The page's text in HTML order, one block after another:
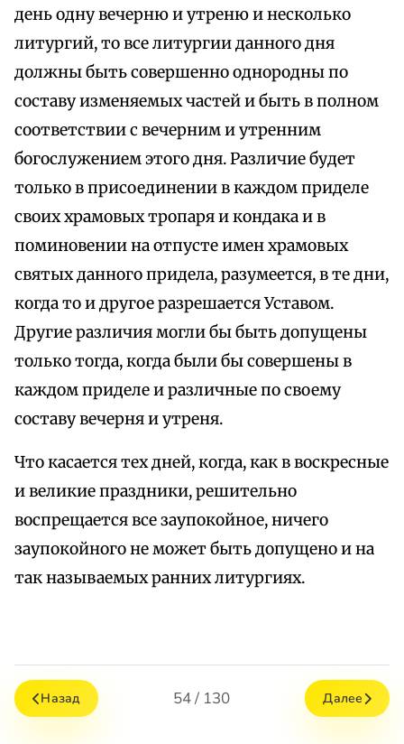
день одну вечерню и утреню и несколько
литургий, то все литургии данного дня
должны быть совершенно однородны по
составу изменяемых частей и быть в полном
соответствии с вечерним и утренним
богослужением этого дня. Различие будет
только в присоединении в каждом приделе
своих храмовых тропаря и кондака и в
поминовении на отпусте имен храмовых
святых данного придела, разумеется, в те дни,
когда то и другое разрешается Уставом.
Другие различия могли бы быть допущены
только тогда, когда были бы совершены в
каждом приделе и различные по своему
составу вечерня и утреня.
Что касается тех дней, когда, как в воскресные
и великие праздники, решительно
воспрещается все заупокойное, ничего
заупокойного не может быть допущено и на
так называемых ранних литургиях.
Назад 54 / 130 Далее